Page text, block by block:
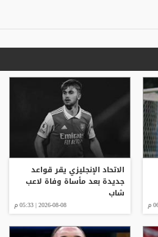
الاتحاد الإنجليزي يقر قواعد
جديدة بعد مأساة وفاة لاعب
شاب
2026-08-08 | 05:33 م